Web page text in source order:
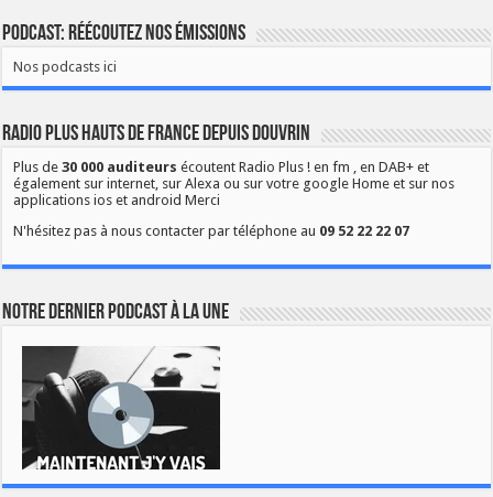
Podcast: Réécoutez nos émissions
Nos podcasts ici
Radio Plus Hauts de France depuis Douvrin
Plus de30 000 auditeurs écoutent Radio Plus ! en fm , en DAB+ et
également sur internet, sur Alexa ou sur votre google Home et sur nos
applications ios et android Merci
N'hésitez pas à nous contacter par téléphone au 09 52 22 22 07
Notre dernier podcast à la une